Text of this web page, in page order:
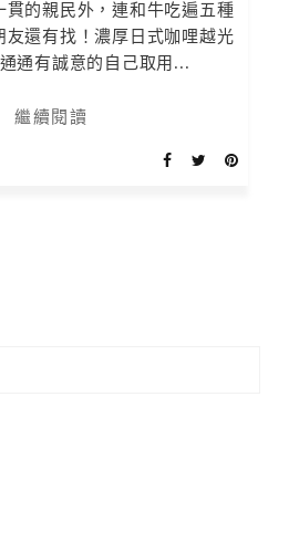
貫的親民外，連和牛吃遍五種
友還有找！濃厚日式咖哩越光
通有誠意的自己取用...
繼續閱讀